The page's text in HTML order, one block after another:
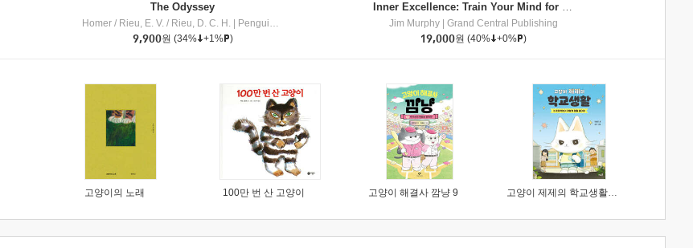
The Odyssey
Homer / Rieu, E. V. / Rieu, D. C. H.
Penguin Group
9,900원 (34% +1% )
Inner Excellence: Train Your Mind for Extraordinary Performance and the Best Possible Life
Jim Murphy
Grand Central Publishing
19,000원 (40% +0% )
고양이의 노래 100만 번 산 고양이 고양이 해결사 깜냥 9 고양이 제제의 학교생활 1 : 초등학생이 이렇게 힘들 줄이야